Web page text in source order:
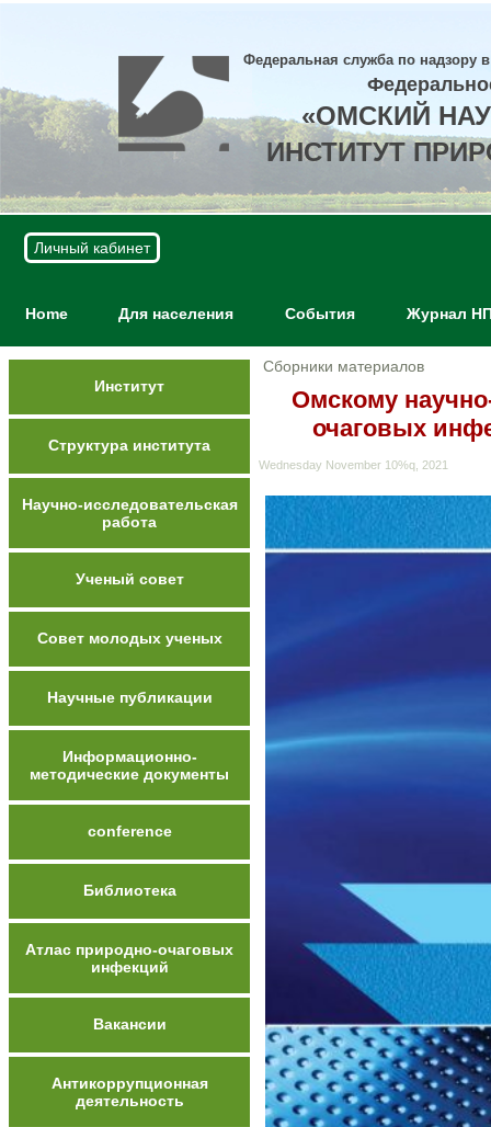
Федеральная служба по надзору
«ОМСКИЙ
ИНСТИТУТ
Личный кабинет
Home Для населения События Журнал
Институт
Структура института
Научно-исследовательская
работа
Ученый совет
Совет молодых ученых
Научные публикации
Информационно-
методические документы
conference
Библиотека
Атлас природно-очаговых
инфекций
Вакансии
Антикоррупционная
деятельность
Сборники материалов
Омскому
очаговых
Wednesday November 10%q, 2021